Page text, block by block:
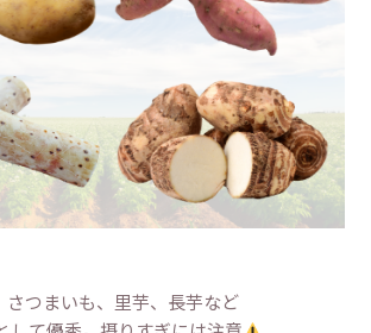
さつまいも、里芋、長芋など